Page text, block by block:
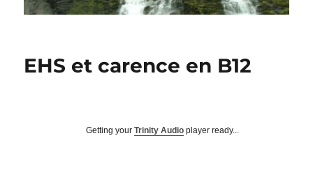
EHS et carence en B12
Getting yourTrinity Audio player ready...